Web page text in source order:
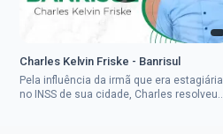
Charles Kelvin Friske - Banrisul
Pela influência da irmã que era estagiária
no INSS de sua cidade, Charles resolveu